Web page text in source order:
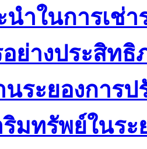
ำในการเช่า
ย่างประสิทธิ
นระยองการ
มทรัพย์ในระ